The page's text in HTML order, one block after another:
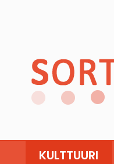
KULTTUURI